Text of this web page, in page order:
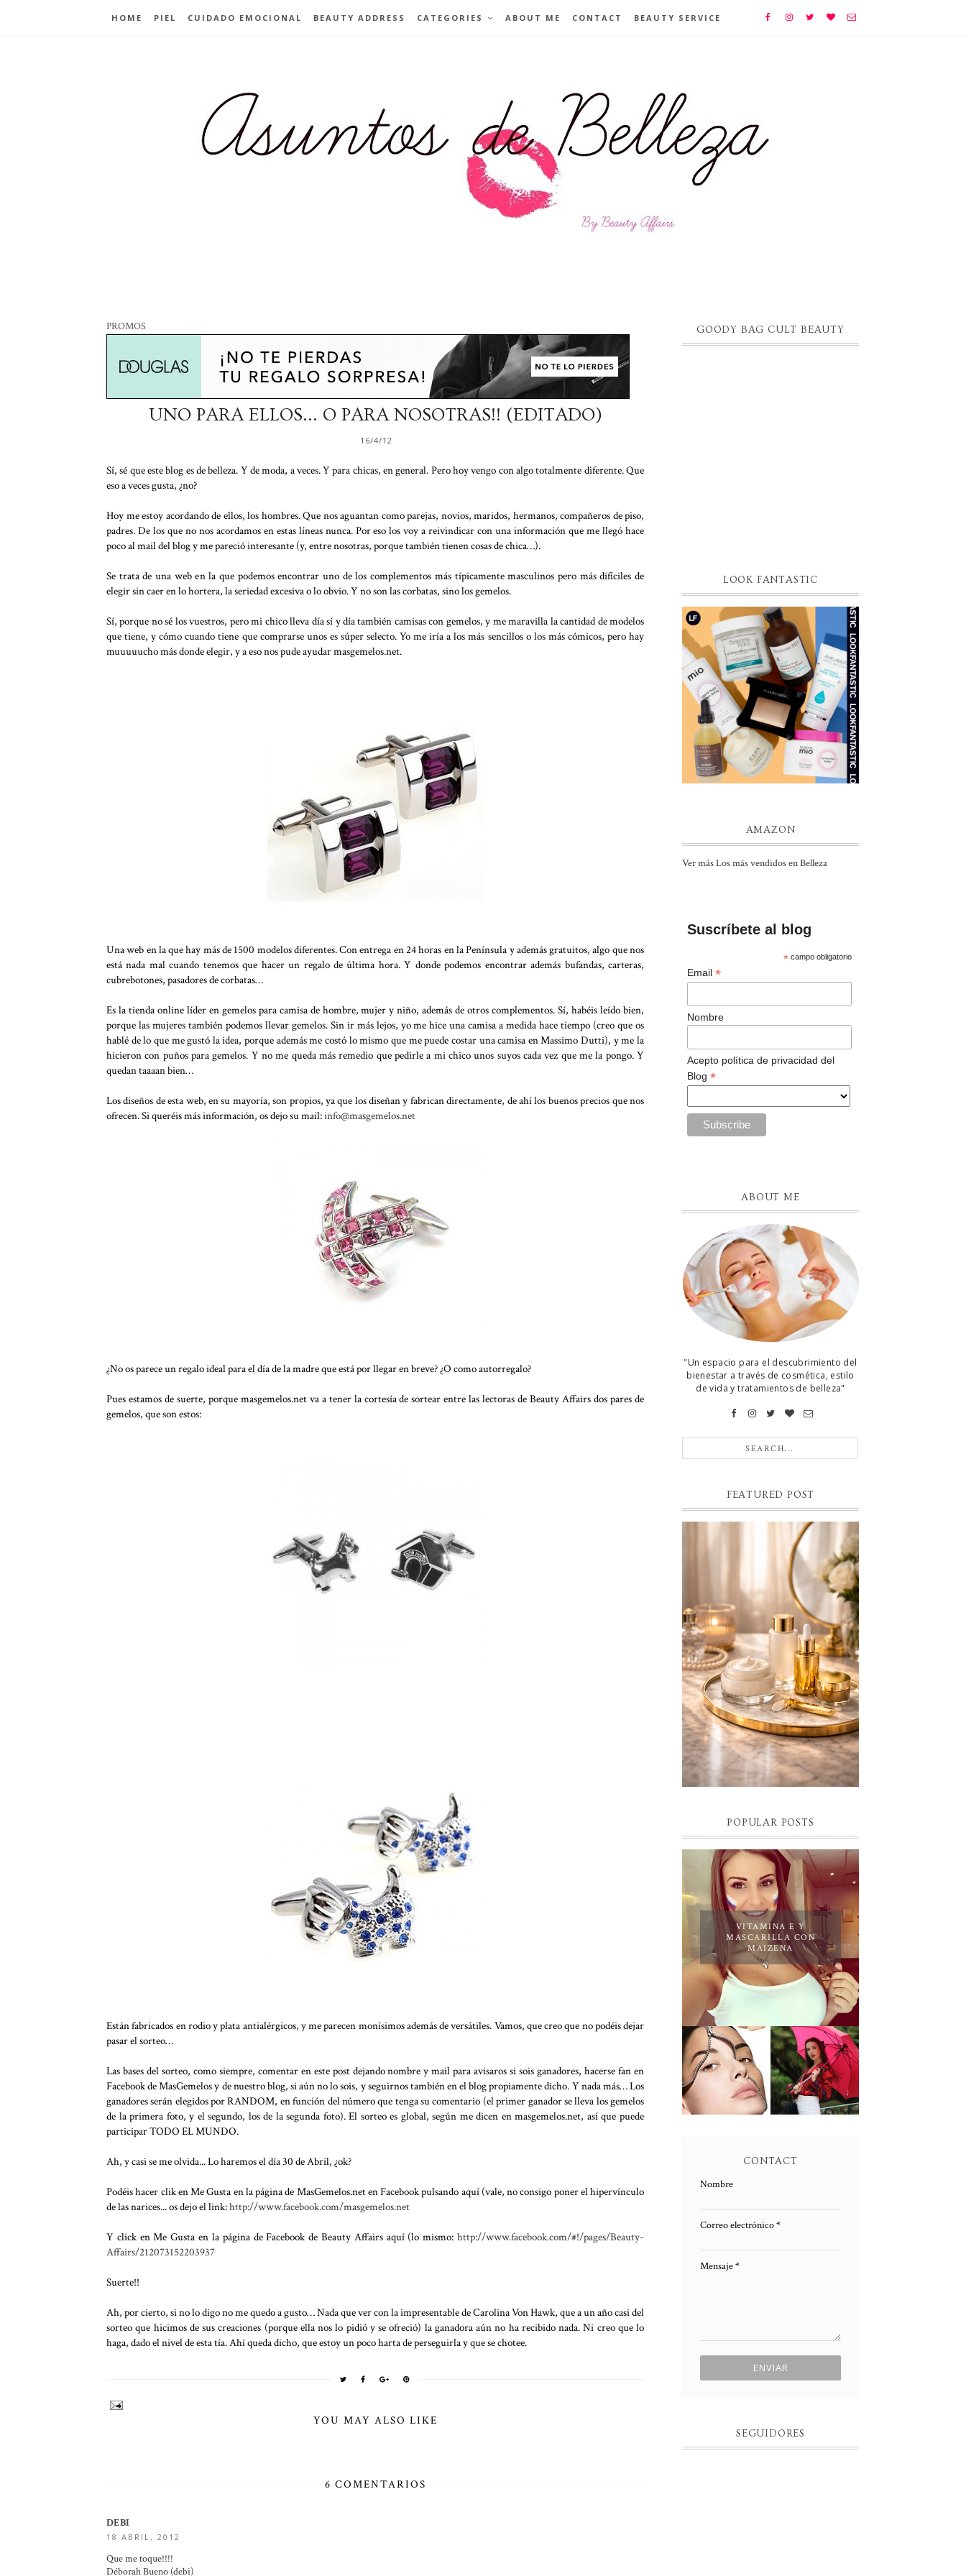
HOME PIEL CUIDADO EMOCIONAL BEAUTY ADDRESS CATEGORIES ABOUT ME CONTACT BEAUTY SERVICE
PROMOS
UNO PARA ELLOS... O PARA NOSOTRAS!! (EDITADO)
16/4/12
Sí, sé que este blog es de belleza. Y de moda, a veces. Y para chicas, en general. Pero hoy vengo con algo totalmente diferente. Que
eso a veces gusta, ¿no?
Hoy me estoy acordando de ellos, los hombres. Que nos aguantan como parejas, novios, maridos, hermanos, compañeros de piso,
padres. De los que no nos acordamos en estas líneas nunca. Por eso los voy a reivindicar con una información que me llegó hace
poco al mail del blog y me pareció interesante (y, entre nosotras, porque también tienen cosas de chica…).
Se trata de una web en la que podemos encontrar uno de los complementos más típicamente masculinos pero más difíciles de
elegir sin caer en lo hortera, la seriedad excesiva o lo obvio. Y no son las corbatas, sino los gemelos.
Sí, porque no sé los vuestros, pero mi chico lleva día sí y día también camisas con gemelos, y me maravilla la cantidad de modelos
que tiene, y cómo cuando tiene que comprarse unos es súper selecto. Yo me iría a los más sencillos o los más cómicos, pero hay
muuuuucho más donde elegir, y a eso nos pude ayudar masgemelos.net.
Una web en la que hay más de 1500 modelos diferentes. Con entrega en 24 horas en la Península y además gratuitos, algo que nos
está nada mal cuando tenemos que hacer un regalo de última hora. Y donde podemos encontrar además bufandas, carteras,
cubrebotones, pasadores de corbatas…
Es la tienda online líder en gemelos para camisa de hombre, mujer y niño, además de otros complementos. Sí, habéis leído bien,
porque las mujeres también podemos llevar gemelos. Sin ir más lejos, yo me hice una camisa a medida hace tiempo (creo que os
hablé de lo que me gustó la idea, porque además me costó lo mismo que me puede costar una camisa en Massimo Dutti), y me la
hicieron con puños para gemelos. Y no me queda más remedio que pedirle a mi chico unos suyos cada vez que me la pongo. Y
quedan taaaan bien…
Los diseños de esta web, en su mayoría, son propios, ya que los diseñan y fabrican directamente, de ahí los buenos precios que nos
ofrecen. Si queréis más información, os dejo su mail:info@masgemelos.net
¿No os parece un regalo ideal para el día de la madre que está por llegar en breve? ¿O como autorregalo?
Pues estamos de suerte, porque masgemelos.net va a tener la cortesía de sortear entre las lectoras de Beauty Affairs dos pares de
gemelos, que son estos:
Están fabricados en rodio y plata antialérgicos, y me parecen monísimos además de versátiles. Vamos, que creo que no podéis dejar
pasar el sorteo…
Las bases del sorteo, como siempre, comentar en este post dejando nombre y mail para avisaros si sois ganadores, hacerse fan en
Facebook de MasGemelos y de nuestro blog, si aún no lo sois, y seguirnos también en el blog propiamente dicho. Y nada más… Los
ganadores serán elegidos por RANDOM, en función del número que tenga su comentario (el primer ganador se lleva los gemelos
de la primera foto, y el segundo, los de la segunda foto). El sorteo es global, según me dicen en masgemelos.net, así que puede
participar TODO EL MUNDO.
Ah, y casi se me olvida... Lo haremos el día 30 de Abril, ¿ok?
Podéis hacer clik en Me Gusta en la página de MasGemelos.net en Facebook pulsando aquí (vale, no consigo poner el hipervínculo
de las narices... os dejo el link:http://www.facebook.com/masgemelos.net
Y click en Me Gusta en la página de Facebook de Beauty Affairs aquí (lo mismo: http://www.facebook.com/#!/pages/Beauty-
Affairs/212073152203937
Suerte!!
Ah, por cierto, si no lo digo no me quedo a gusto… Nada que ver con la impresentable de Carolina Von Hawk, que a un año casi del
sorteo que hicimos de sus creaciones (porque ella nos lo pidió y se ofreció) la ganadora aún no ha recibido nada. Ni creo que lo
haga, dado el nivel de esta tía. Ahí queda dicho, que estoy un poco harta de perseguirla y que se chotee.
YOU MAY ALSO LIKE
6 COMENTARIOS
DEBI
18 ABRIL, 2012
Que me toque!!!!
Déborah Bueno (debi)
GOODY BAG CULT BEAUTY
LOOK FANTASTIC
AMAZON
Ver más Los más vendidos en Belleza
Suscríbete al blog
* campo obligatorio
Email*
Nombre
Acepto política de privacidad del
Blog*
ABOUT ME
"Un espacio para el descubrimiento del
bienestar a través de cosmética, estilo
de vida y tratamientos de belleza"
FEATURED POST
BELLEZA CONSCIENTE: EL LUJO
SILENCIOSO QUE TRANSFORMA
TU PIEL Y TU BIENESTAR
Descubre cómo la belleza consciente, el
skincare de lujo y la cosmética premium se
convierten en el nuevo ritual de bienestar. El
final de...
POPULAR POSTS
VITAMINA E Y
MASCARILLA CON
MAIZENA
PEELING
QUIMICO DE
ACIDO
SALICILICO:
PIEL NUEVA
ENTREVISTA
A SUSANA
ARCOCHA
CONTACT
Nombre
Correo electrónico*
Mensaje*
SEGUIDORES